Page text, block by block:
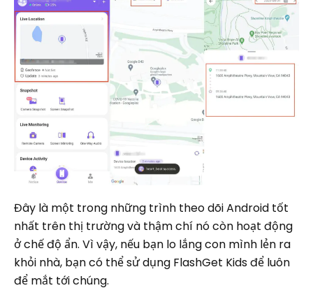
Đây là một trong những trình theo dõi Android tốt
nhất trên thị trường và thậm chí nó còn hoạt động
ở chế độ ẩn. Vì vậy, nếu bạn lo lắng con mình lẻn ra
khỏi nhà, bạn có thể sử dụng FlashGet Kids để luôn
để mắt tới chúng.